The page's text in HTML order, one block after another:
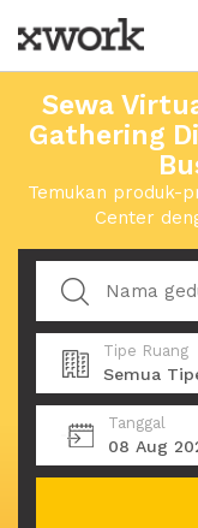
Sewa
Gathering
Temukan produk-
Center
Tipe Ruang
Semua
Tanggal
08 Aug